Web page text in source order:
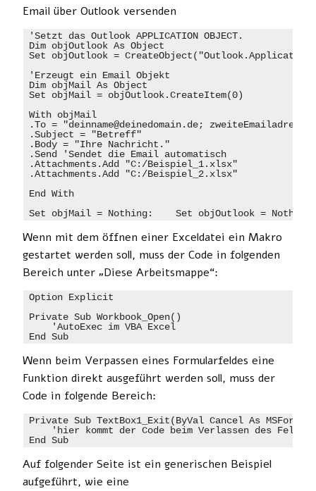
Email über Outlook versenden
'Setzt das Outlook APPLICATION OBJECT.
Dim objOutlook As Object
Set objOutlook =
'Erzeugt ein Email Objekt
Dim objMail As Object
Set objMail = objOutlook.CreateItem(0)
With objMail
.To = "deinname@deinedomain.de;
.Subject = "Betreff"
.Body = "Ihre Nachricht."
.Send 'Sendet die Email automatisch
.Attachments.Add "C:/Beispiel_1.xlsx"
.Attachments.Add "C:/Beispiel_2.xlsx"
End With
Set objMail = Nothing: Set objOutlook = Nothing
Wenn mit dem öffnen einer Exceldatei ein Makro
gestartet werden soll, muss der Code in folgenden
Bereich unter „Diese Arbeitsmappe“:
Option Explicit
Private Sub Workbook_Open()
'AutoExec im VBA Excel
End Sub
Wenn beim Verpassen eines Formularfeldes eine
Funktion direkt ausgeführt werden soll, muss der
Code in folgende Bereich:
Private Sub TextBox1_Exit(ByVal Cancel As
'hier kommt der Code beim Verlassen des Feldes
Auf folgender Seite ist ein generischen Beispiel
aufgeführt, wie eine